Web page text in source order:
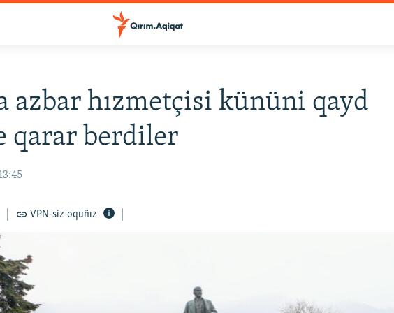
azbar hızmetçisi kününi qayd
qarar berdiler
VPN-siz oquñız